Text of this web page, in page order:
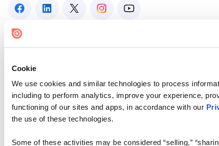
Cookie
We use cookies and similar technologies to process
including to perform analytics, improve your experience,
functioning of our sites and apps, in accordance with our
the use of these technologies.
Some of these activities may be considered “selling,”